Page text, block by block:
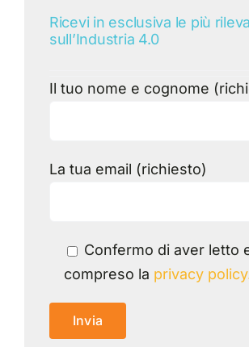
Ricevi in esclusiva le più
sull’Industria 4.0
Il tuo nome e cognome
La tua email (richiesto)
Confermo di aver letto
compreso la privacy